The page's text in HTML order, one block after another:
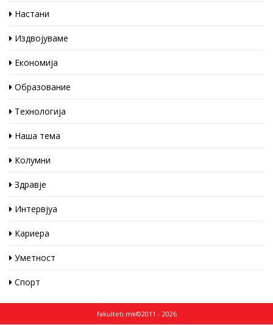
Настани
Издвојуваме
Економија
Образование
Технологија
Наша тема
Колумни
Здравје
Интервјуа
Кариера
Уметност
Спорт
fakulteti.mk©2011 - 2026